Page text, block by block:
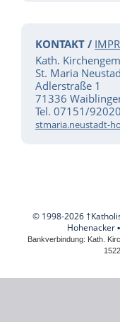
KONTAKT /
Kath.
St. Maria
Adlerstraße 1
71336
Tel. 07151/
stmaria.neustadt-
© 1998-2026
Hohenacker ▪
Bankverbindung: Kath.